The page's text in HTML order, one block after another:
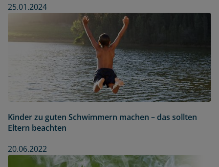
25.01.2024
Kinder zu guten Schwimmern machen – das sollten
Eltern beachten
20.06.2022